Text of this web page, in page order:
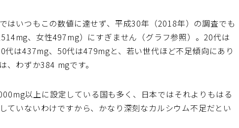
はいつもこの数値に達せず、平成30年（2018年）の調査でも
、女性497mg）にすぎません（グラフ参照）。20代は
は437mg、50代は479mgと、若い世代ほど不足傾向にあり
、わずか384 mgです。
以上に設定している国も多く、日本ではそれよりもはる
ていないわけですから、かなり深刻なカルシウム不足だとい